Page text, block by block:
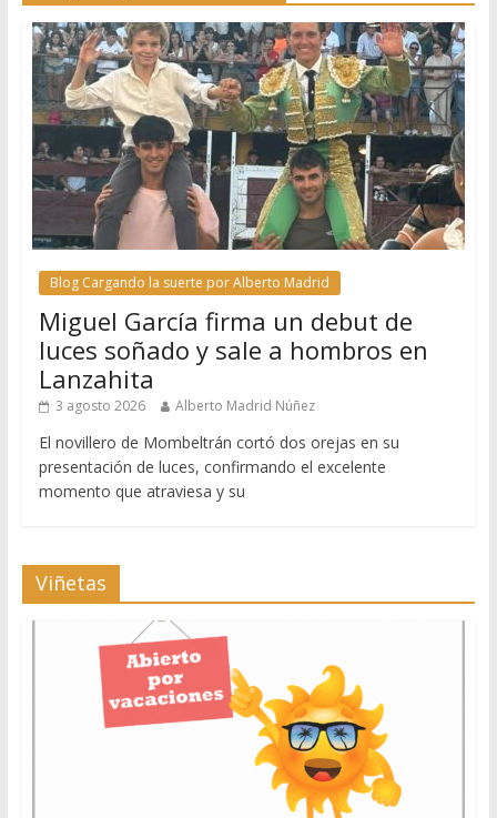
Blog Cargando la suerte por Alberto Madrid
Miguel García firma un debut de
luces soñado y sale a hombros en
Lanzahita
3 agosto 2026 Alberto Madrid Núñez
El novillero de Mombeltrán cortó dos orejas en su
presentación de luces, confirmando el excelente
momento que atraviesa y su
Viñetas